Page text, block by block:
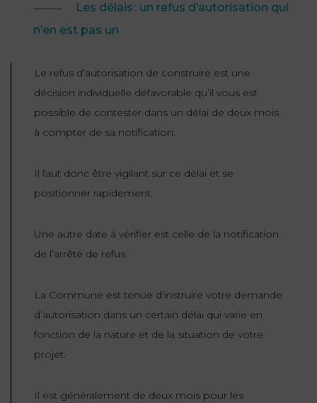
Les délais : un refus d’autorisation qui
n’en est pas un
Le refus d’autorisation de construire est une
décision individuelle défavorable qu’il vous est
possible de contester dans un délai de deux mois
à compter de sa notification.
Il faut donc être vigilant sur ce délai et se
positionner rapidement.
Une autre date à vérifier est celle de la notification
de l’arrêté de refus.
La Commune est tenue d’instruire votre demande
d’autorisation dans un certain délai qui varie en
fonction de la nature et de la situation de votre
projet.
Il est généralement de deux mois pour les